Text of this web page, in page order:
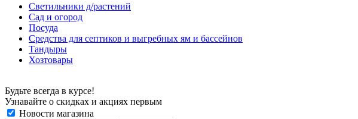
Светильники д/растений
Сад и огород
Посуда
Средства для септиков и выгребных ям и бассейнов
Тандыры
Хозтовары
Будьте всегда в курсе!
Узнавайте о скидках и акциях первым
Новости магазина